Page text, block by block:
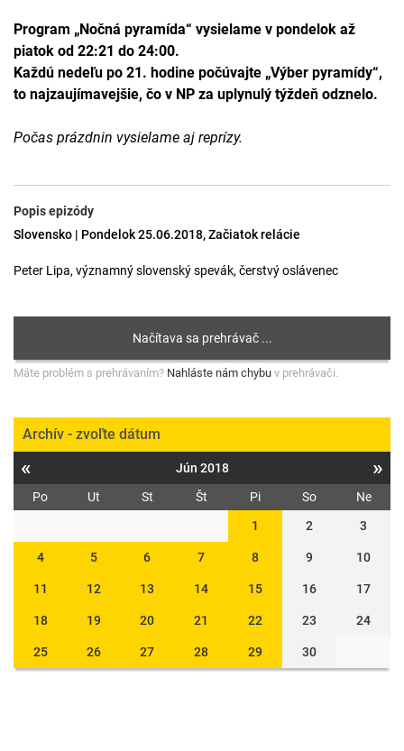
Program „Nočná pyramída“ vysielame v pondelok až
piatok od 22:21 do 24:00.
Každú nedeľu po 21. hodine počúvajte „Výber pyramídy“,
to najzaujímavejšie, čo v NP za uplynulý týždeň odznelo.
Počas prázdnin vysielame aj reprízy.
Popis epizódy
Slovensko | Pondelok 25.06.2018, Začiatok relácie
Peter Lipa, významný slovenský spevák, čerstvý oslávenec
Máte problém s prehrávaním? Nahláste nám chybu v prehrávači.
Archív - zvoľte dátum
« Jún 2018 »
Po Ut St Št Pi So
Ne
1
2 3
4 5 6 7 8 9 10
11 12 13 14 15 16 17
18 19 20 21 22 23 24
25 26 27 28 29 30